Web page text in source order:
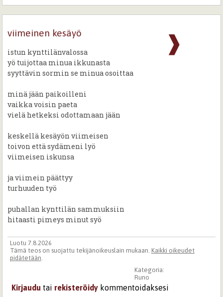
❱
viimeinen kesäyö
istun kynttilänvalossa
yö tuijottaa minua ikkunasta
syyttävin sormin se minua osoittaa
minä jään paikoilleni
vaikka voisin paeta
vielä hetkeksi odottamaan jään
keskellä kesäyön viimeisen
toivon että sydämeni lyö
viimeisen iskunsa
ja viimein päättyy
turhuuden työ
puhallan kynttilän sammuksiin
hitaasti pimeys minut syö
Luotu 7.8.2026
Tämä teos on suojattu tekijänoikeuslain mukaan. Kaikki oikeudet
pidätetään.
Kategoria:
Runo
Kirjaudu tai rekisteröidy kommentoidaksesi